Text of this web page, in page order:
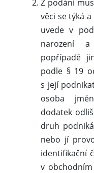
Z podání
věci se týká
uvede v
narození
popřípadě
podle § 19
s její
osoba
dodatek
druh
nebo jí
identifikační
v